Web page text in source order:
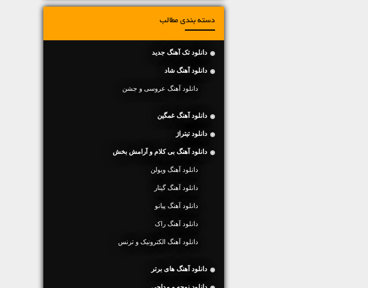
دسته بندی مطالب
دانلود تک آهنگ جدید
دانلود آهنگ شاد
دانلود آهنگ عروسی و جشن
دانلود آهنگ غمگین
دانلود تیتراژ
دانلود آهنگ بی کلام و آرامش بخش
دانلود آهنگ ویولن
دانلود آهنگ گیتار
دانلود آهنگ پیانو
دانلود آهنگ راک
دانلود آهنگ الکترونیک و ترنس
دانلود آهنگ های برتر